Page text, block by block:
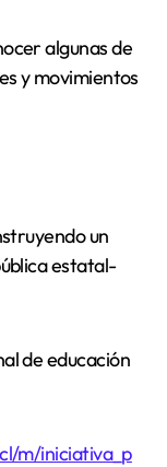
algunas de
y movimientos
un
estatal-
de educación
m/iniciativa_p